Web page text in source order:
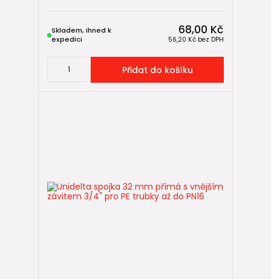
68,00 Kč
56,20 Kč bez DPH
Skladem, ihned k
expedici
Přidat do košíku